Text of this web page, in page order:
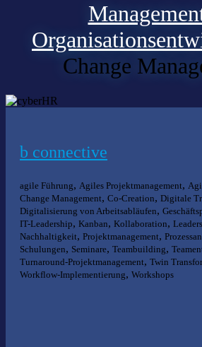
Change
b connective
agile Führung, Agiles Projektmanagement,
Change Management, Co-Creation, Digitale
Digitalisierung von Arbeitsabläufen,
IT-Leadership, Kanban, Kollaboration,
Nachhaltigkeit, Projektmanagement,
Schulungen, Seminare, Teambuilding,
Turnaround-Projektmanagement, Twin
Workflow-Implementierung, Workshops